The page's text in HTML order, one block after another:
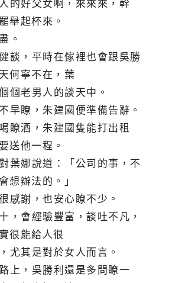
的好父女啊，來來來，幹
舉起杯來。
。
談，平時在傢裡也會跟吳勝
何寧不在，葉
個老男人的談天中。
早瞭，朱建國便準備告辭。
瞭酒，朱建國隻能打出租
送他一程。
葉娜說道：「公司的事，不
想辦法的。」
感謝，也安心瞭不少。
，會經驗豐富，談吐不凡，
很能給人很
尤其是對於女人而言。
上，吳勝利還是多問瞭一